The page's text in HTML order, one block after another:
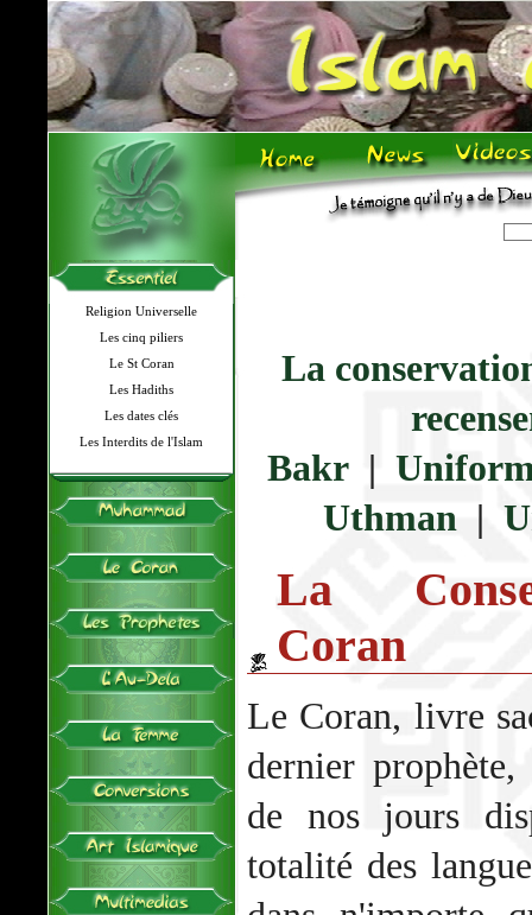
Religion Universelle
Les cinq piliers
Le St Coran
Les Hadiths
Les dates clés
Les Interdits de l'Islam
La
Bakr|
Uthman|
La
Coran
Le Coran, livre
dernier
de nos jours
totalité des